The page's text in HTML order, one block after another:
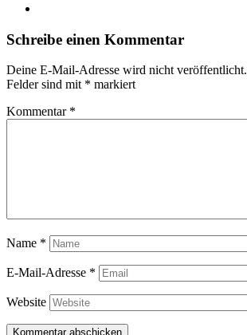
Schreibe einen Kommentar
Deine E-Mail-Adresse wird nicht veröffentlicht.
Felder sind mit * markiert
Kommentar *
Name *
E-Mail-Adresse *
Website